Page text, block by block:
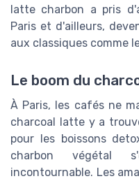
latte charbon a pris
Paris et d'ailleurs,
aux classiques comme
Le boom du
À Paris, les cafés ne
charcoal latte y a
pour les boissons
charbon végétal
incontournable. Les